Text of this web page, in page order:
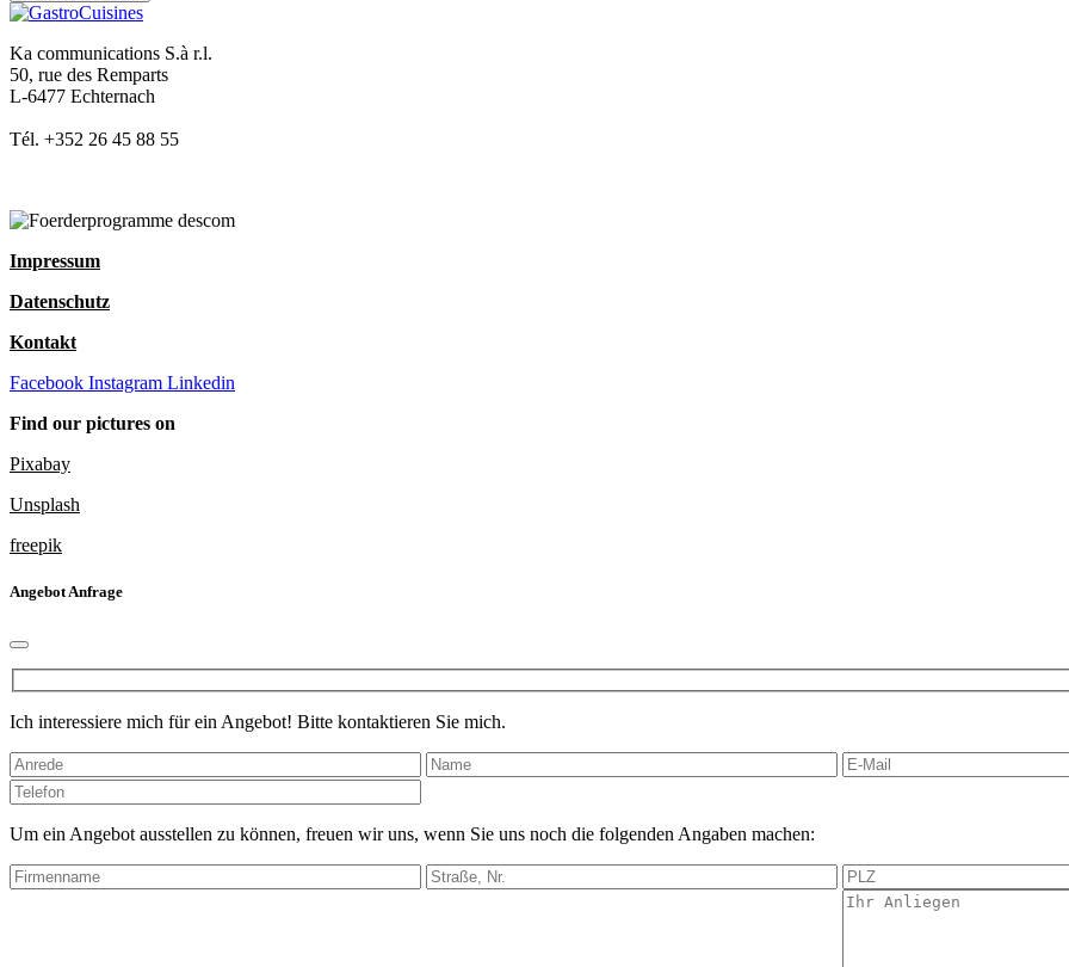
Ka communications S.à r.l.
50, rue des Remparts
L-6477 Echternach
Tél. +352 26 45 88 55
Impressum
Datenschutz
Kontakt
Facebook Instagram Linkedin
Find our pictures on
Pixabay
Unsplash
freepik
Angebot Anfrage
Ich interessiere mich für ein Angebot! Bitte kontaktieren Sie mich.
Bitte
lasse
dieses
leer.
Um ein Angebot ausstellen zu können, freuen wir uns, wenn Sie uns noch die folgenden Angaben machen: